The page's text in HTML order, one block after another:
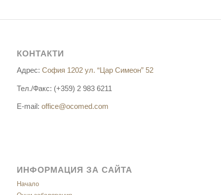
КОНТАКТИ
Адрес: София 1202 ул. “Цар Симеон” 52
Тел./Факс: (+359) 2 983 6211
E-mail: office@ocomed.com
ИНФОРМАЦИЯ ЗА САЙТА
Начало